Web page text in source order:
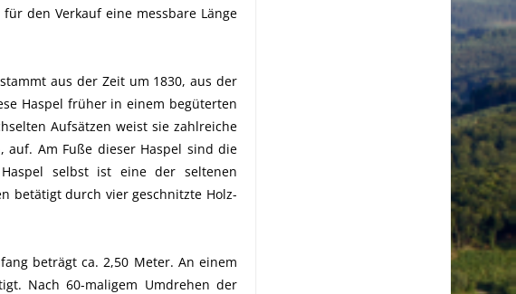
den Verkauf eine messbare Länge
aus der Zeit um 1830, aus der
Haspel früher in einem begüterten
Aufsätzen weist sie zahlreiche
auf. Am Fuße dieser Haspel sind die
selbst ist eine der seltenen
betätigt durch vier geschnitzte Holz-
beträgt ca.2,50 Meter. An einem
Nach 60-maligem Umdrehen der